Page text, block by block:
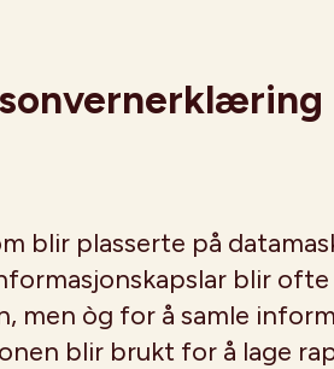
blir plasserte på
blir
men òg for å samle
blir brukt for å lage